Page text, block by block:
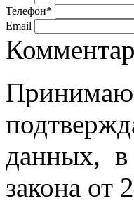
Телефон*
Email
данных, в
закона